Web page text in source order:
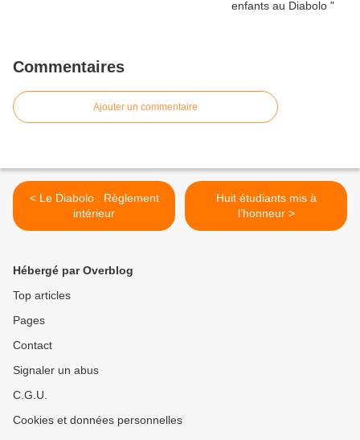
Commentaires
Ajouter un commentaire
< Le Diabolo : Règlement
intérieur
Huit étudiants mis à
l’honneur >
Hébergé par Overblog
Top articles
Pages
Contact
Signaler un abus
C.G.U.
Cookies et données personnelles